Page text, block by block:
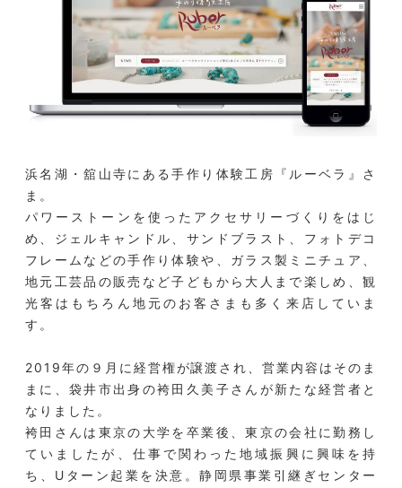
浜名湖・舘山寺にある手作り体験工房『ルーベラ』さ
ま。
パワーストーンを使ったアクセサリーづくりをはじ
め、ジェルキャンドル、サンドブラスト、フォトデコ
フレームなどの手作り体験や、ガラス製ミニチュア、
地元工芸品の販売など子どもから大人まで楽しめ、観
光客はもちろん地元のお客さまも多く来店していま
す。
2019年の９月に経営権が譲渡され、営業内容はそのま
まに、袋井市出身の袴田久美子さんが新たな経営者と
なりました。
袴田さんは東京の大学を卒業後、東京の会社に勤務し
ていましたが、仕事で関わった地域振興に興味を持
ち、Uターン起業を決意。静岡県事業引継ぎセンター